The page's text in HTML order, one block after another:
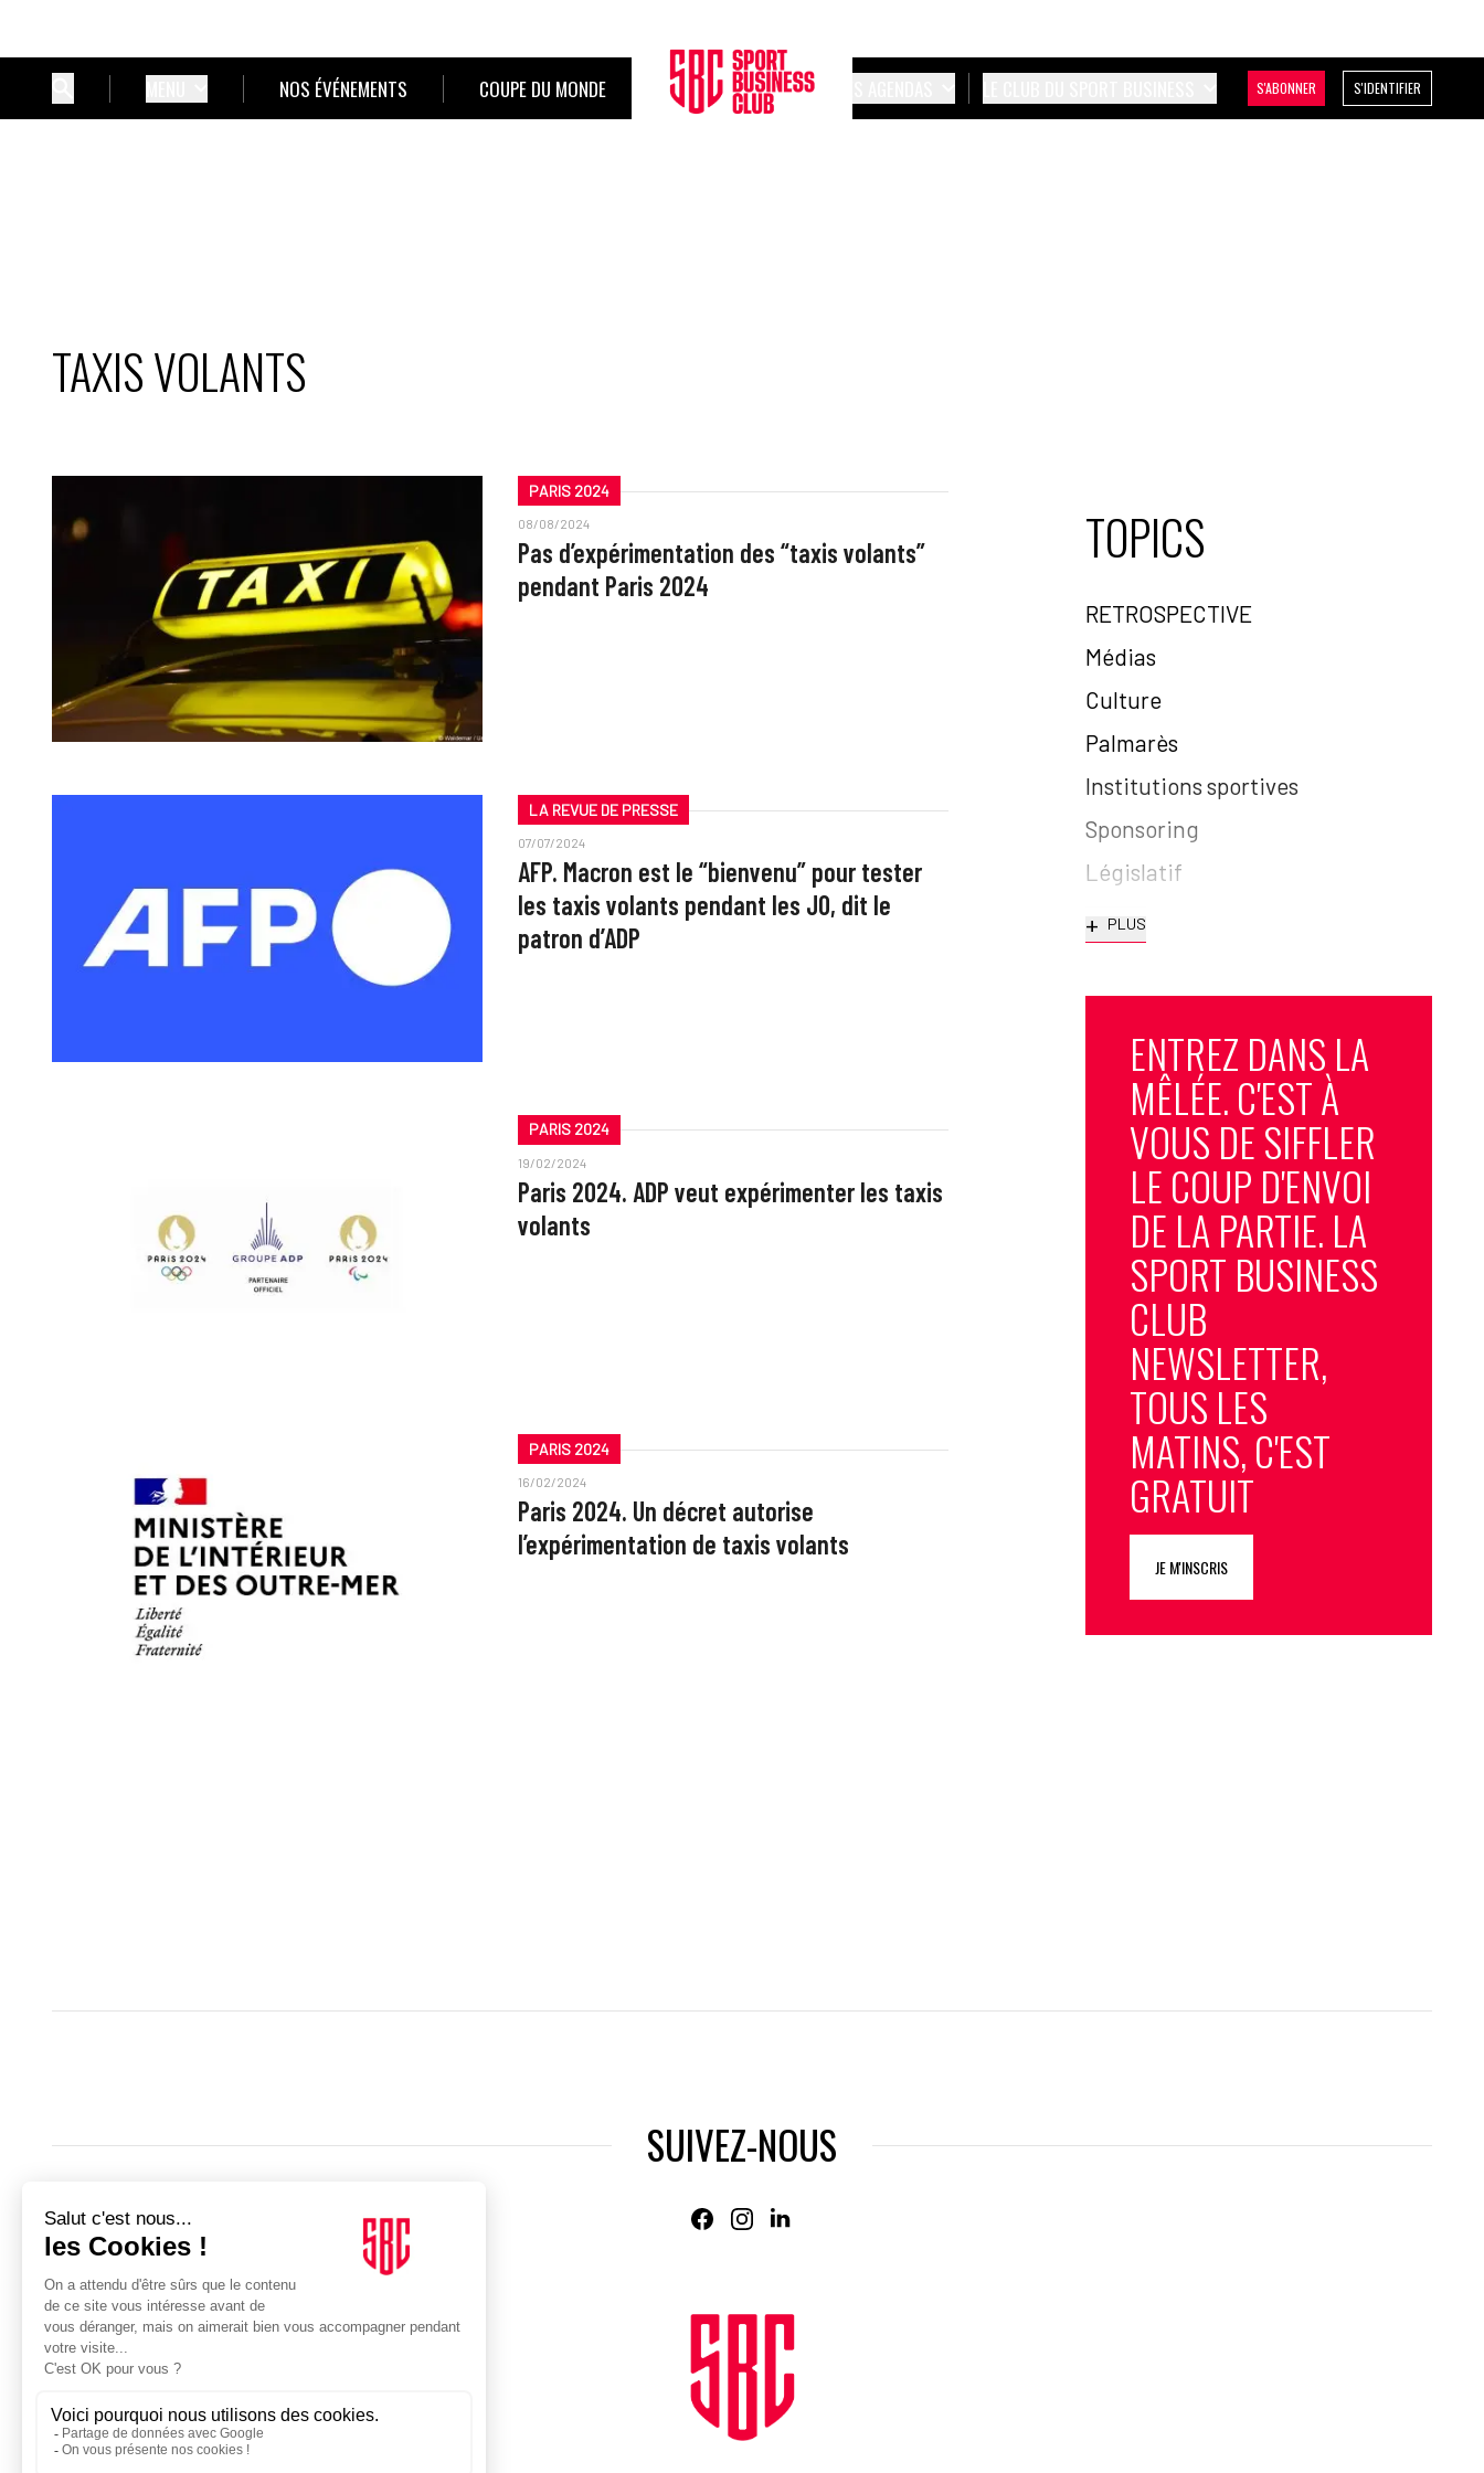
NOS ÉVÉNEMENTS COUPE DU MONDE S'ABONNER S'IDENTIFIER
TAXIS VOLANTS
PARIS 2024
08/08/2024
Pas d’expérimentation des “taxis volants”
pendant Paris 2024
LA REVUE DE PRESSE
07/07/2024
AFP. Macron est le “bienvenu” pour tester
les taxis volants pendant les JO, dit le
patron d’ADP
PARIS 2024
19/02/2024
Paris 2024. ADP veut expérimenter les taxis
volants
PARIS 2024
16/02/2024
Paris 2024. Un décret autorise
l’expérimentation de taxis volants
TOPICS
RETROSPECTIVE
Médias
Culture
Palmarès
Institutions sportives
Sponsoring
Législatif
+ PLUS
ENTREZ DANS LA
MÊLÉE. C'EST À
VOUS DE SIFFLER
LE COUP D'ENVOI
DE LA PARTIE. LA
SPORT BUSINESS
CLUB
NEWSLETTER,
TOUS LES
MATINS, C'EST
GRATUIT
JE M'INSCRIS
SUIVEZ-NOUS